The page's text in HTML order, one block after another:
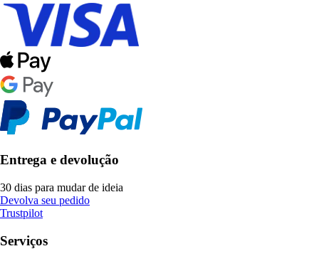
Entrega e devolução
30 dias para mudar de ideia
Devolva seu pedido
Trustpilot
Serviços